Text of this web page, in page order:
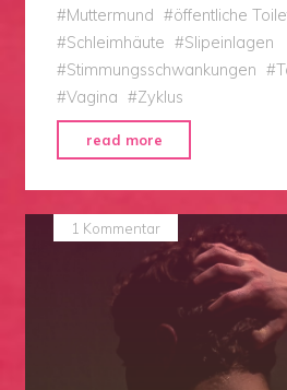
#Muttermund #öffentliche
#Schleimhäute #Slipeinlagen
#Stimmungsschwankungen #
#Vagina #Zyklus
read more
an
die
1 Kommentar